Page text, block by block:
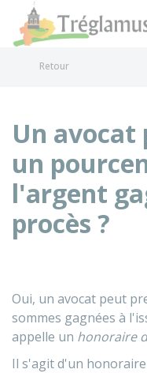
Retour
Un avocat
un
l'argent
procès ?
Oui, un avocat peut
sommes gagnées à
appelle un honoraire
Il s'agit d'un